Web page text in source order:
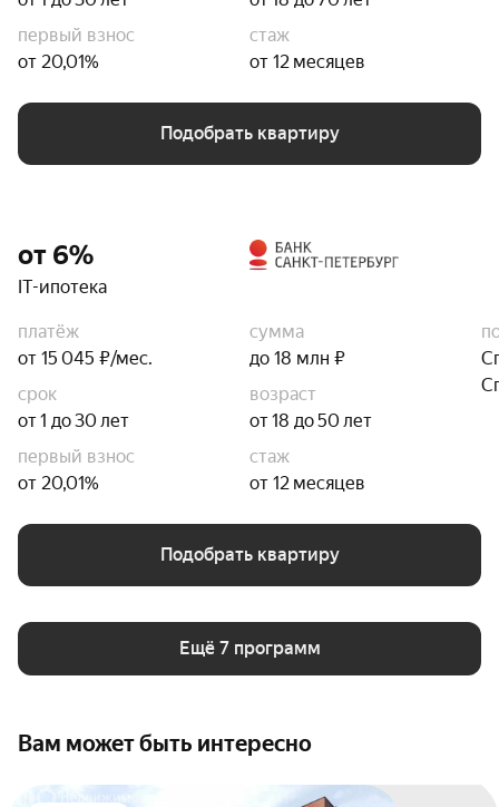
первый взнос
от 20,01%
стаж
от 12 месяцев
Подобрать квартиру
от 6%
IT-ипотека
платёж
от 15 045 ₽/мес.
сумма
до 18 млн ₽
срок
от 1 до 30 лет
возраст
от 18 до 50 лет
первый взнос
от 20,01%
стаж
от 12 месяцев
Подобрать квартиру
Ещё 7 программ
Вам может быть интересно